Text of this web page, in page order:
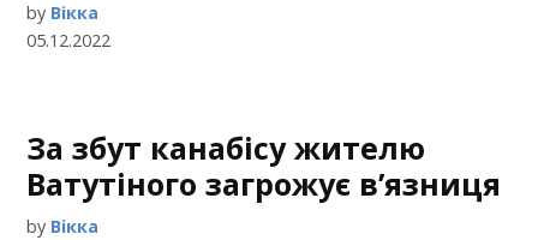
by Вікка
05.12.2022
За збут канабісу жителю
Ватутіного загрожує в’язниця
by Вікка